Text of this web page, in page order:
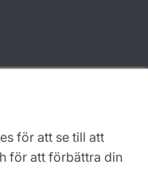
för att se till att
för att förbättra din